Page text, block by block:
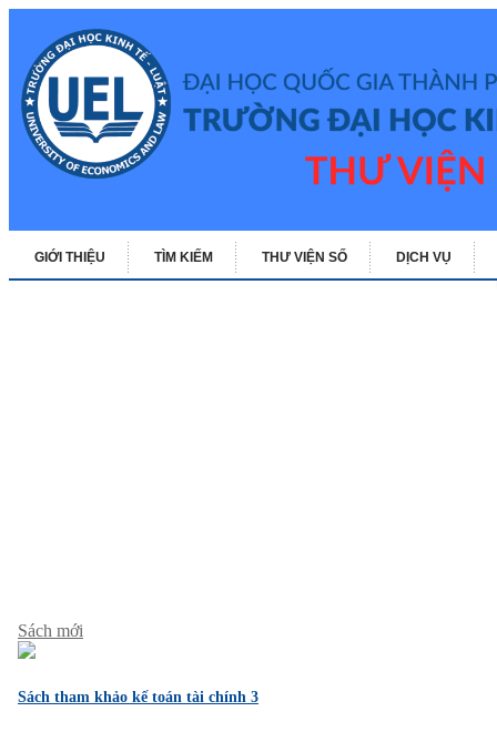
GIỚI THIỆU TÌM KIẾM THƯ VIỆN SỐ DỊCH VỤ
Sách mới
Sách tham khảo kế toán tài chính 3